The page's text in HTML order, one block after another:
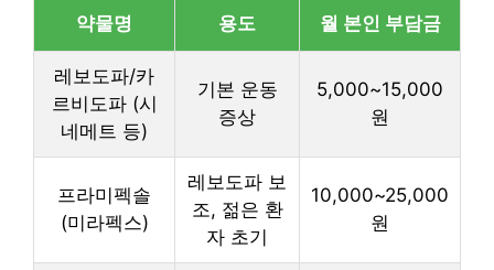
약물명 용도 월 본인 부담금
레보도파/카
르비도파 (시
네메트 등)
기본 운동
증상
5,000~15,000
원
프라미펙솔
(미라펙스)
레보도파 보
조, 젊은 환
자 초기
10,000~25,000
원